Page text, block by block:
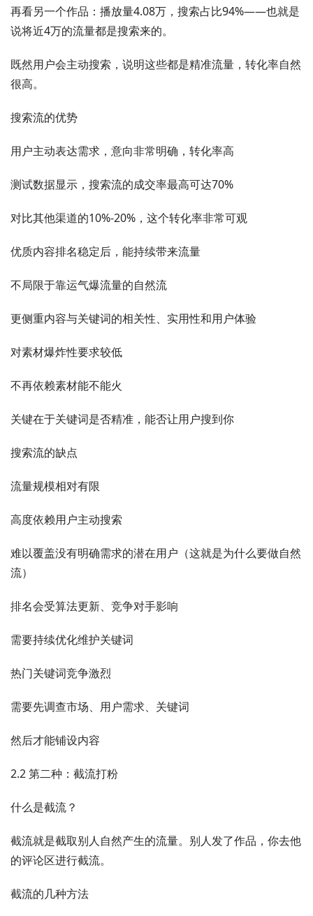
再看另一个作品：播放量4.08万，搜索占比94%——也就是
说将近4万的流量都是搜索来的。
既然用户会主动搜索，说明这些都是精准流量，转化率自然
很高。
搜索流的优势
用户主动表达需求，意向非常明确，转化率高
测试数据显示，搜索流的成交率最高可达70%
对比其他渠道的10%-20%，这个转化率非常可观
优质内容排名稳定后，能持续带来流量
不局限于靠运气爆流量的自然流
更侧重内容与关键词的相关性、实用性和用户体验
对素材爆炸性要求较低
不再依赖素材能不能火
关键在于关键词是否精准，能否让用户搜到你
搜索流的缺点
流量规模相对有限
高度依赖用户主动搜索
难以覆盖没有明确需求的潜在用户（这就是为什么要做自然
流）
排名会受算法更新、竞争对手影响
需要持续优化维护关键词
热门关键词竞争激烈
需要先调查市场、用户需求、关键词
然后才能铺设内容
2.2 第二种：截流打粉
什么是截流？
截流就是截取别人自然产生的流量。别人发了作品，你去他
的评论区进行截流。
截流的几种方法